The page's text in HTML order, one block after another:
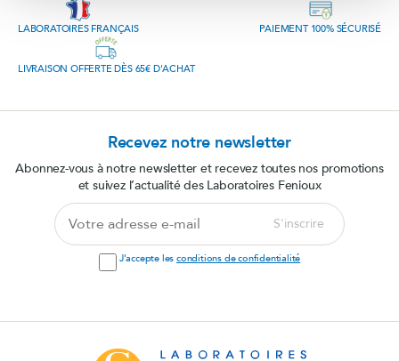
LABORATOIRES FRANÇAIS PAIEMENT 100% SÉCURISÉ
LIVRAISON OFFERTE DÈS 65€ D'ACHAT
Recevez notre newsletter
Abonnez-vous à notre newsletter et recevez toutes nos promotions
et suivez l’actualité des Laboratoires Fenioux
adresse
e-
S'inscrire
J'accepte les conditions de confidentialité